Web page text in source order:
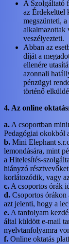
A Szolgáltató
az Érdekelttel
megszünteti,
alkalmazottak
veszélyezteti.
Abban az
díját a
ellenére
azonnali
pénzügyi
történő
4. Az online
a. A csoportban
Pedagógiai okokból
b. Mini Elephant
lemondására, mint
a Hitelesítés-
hiányzó
korlátozódik, vagy
c. A csoportos órák
d. Csoportos órákon
azt jelenti, hogy a
e. A tanfolyam
által küldött e-mail
nyelvtanfolyamra
f. Online oktatás